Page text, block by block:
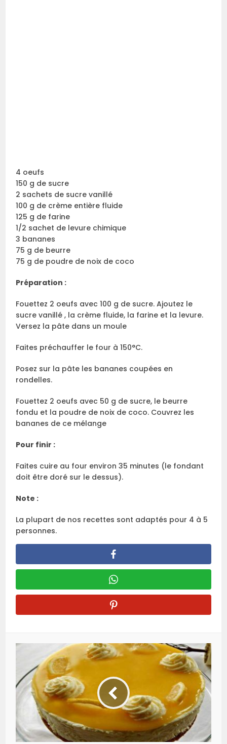
4 oeufs
150 g de sucre
2 sachets de sucre vanillé
100 g de crème entière fluide
125 g de farine
1/2 sachet de levure chimique
3 bananes
75 g de beurre
75 g de poudre de noix de coco
Préparation :
Fouettez 2 oeufs avec 100 g de sucre. Ajoutez le
sucre vanillé , la crème fluide, la farine et la levure.
Versez la pâte dans un moule
Faites préchauffer le four à 150°C.
Posez sur la pâte les bananes coupées en
rondelles.
Fouettez 2 oeufs avec 50 g de sucre, le beurre
fondu et la poudre de noix de coco. Couvrez les
bananes de ce mélange
Pour finir :
Faites cuire au four environ 35 minutes (le fondant
doit être doré sur le dessus).
Note :
La plupart de nos recettes sont adaptés pour 4 à 5
personnes.